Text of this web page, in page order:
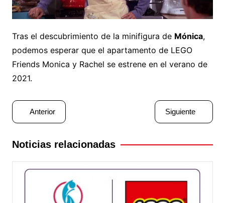
Tras el descubrimiento de la minifigura de Mónica,
podemos esperar que el apartamento de LEGO
Friends Monica y Rachel se estrene en el verano de
2021.
Navegación
de
entradas
Anterior Siguiente
Noticias relacionadas